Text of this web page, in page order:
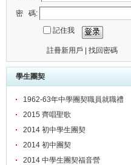
密 碼:
記住我
註冊新用戶 找回密碼
學生團契
1962-63年中學團契職員就職禮
2015 齊唱聖歌
2014 初中學生團契
2014 初中團契
2014 中學生團契福音營